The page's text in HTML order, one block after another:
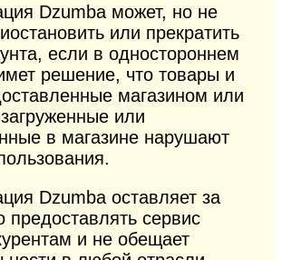
Dzumba может, но не
или прекратить
если в одностороннем
решение, что товары и
магазином или
или
в магазине нарушают
Dzumba оставляет за
предоставлять сервис
и не обещает